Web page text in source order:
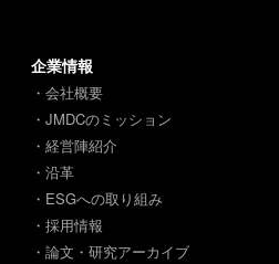
企業情報
・会社概要
・JMDCのミッション
・経営陣紹介
・沿革
・ESGへの取り組み
・採用情報
・論文・研究アーカイブ